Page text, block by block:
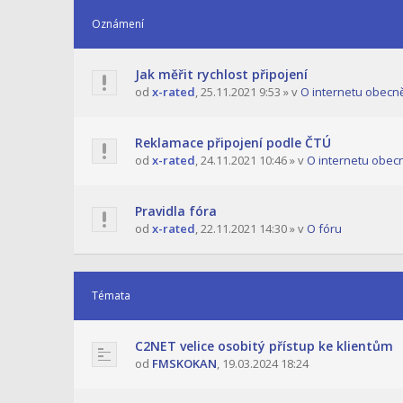
Oznámení
Jak měřit rychlost připojení
od x-rated,25.11.2021 9:53 » v O internetu
Reklamace připojení podle ČTÚ
od x-rated,24.11.2021 10:46» v O internetu
Pravidla fóra
od x-rated,22.11.2021 14:30» v O fóru
Témata
C2NET velice osobitý přístup ke klientům
od FMSKOKAN, 19.03.2024 18:24